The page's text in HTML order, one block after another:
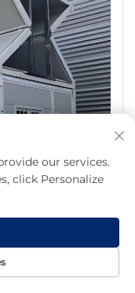
складной
our services.
click Personalize